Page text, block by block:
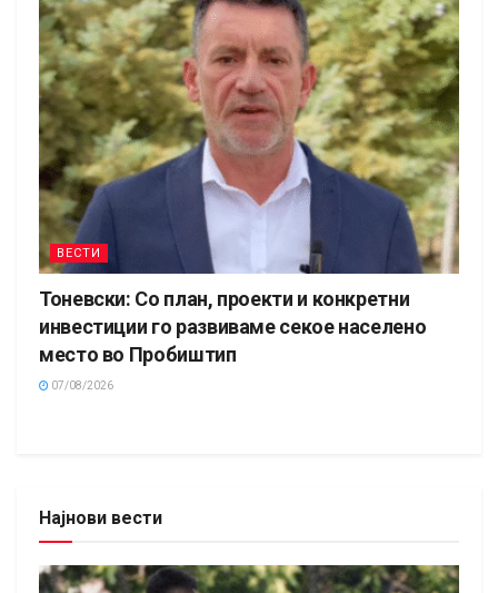
ВЕСТИ
Тоневски: Со план, проекти и конкретни
инвестиции го развиваме секое населено
место во Пробиштип
07/08/2026
Најнови вести